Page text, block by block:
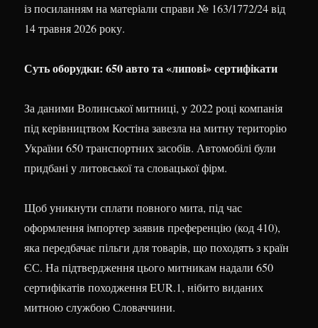
із посиланням на матеріали справи № 163/1772/24 від
14 травня 2026 року.
Суть оборудки: 650 авто та «липові» сертифікати
За даними Волинської митниці, у 2022 році компанія
під керівництвом Костіна завезла на митну територію
України 650 транспортних засобів. Автомобілі були
придбані у литовської та словацької фірм.
Щоб уникнути сплати повного мита, під час
оформлення імпортер заявив преференцію (код 410),
яка передбачає пільги для товарів, що походять з країн
ЄС. На підтвердження цього митникам надали 650
сертифікатів походження EUR.1, нібито виданих
митною службою Словаччини.